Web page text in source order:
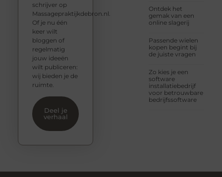
Ontdek het
gemak van een
online slagerij
Passende wielen
kopen begint bij
de juiste vragen
Zo kies je een
software
installatiebedrijf
voor betrouwbare
bedrijfssoftware
schrijver op
Massagepraktijkdebron.nl.
Of je nu één
keer wilt
bloggen of
regelmatig
jouw ideeën
wilt publiceren:
wij bieden je de
ruimte.
Deel je
verhaal